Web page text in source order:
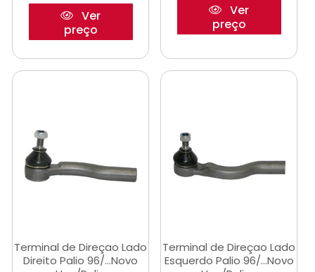
Ver
preço
Ver
preço
Terminal de Direçao Lado
Direito Palio 96/...Novo
Terminal de Direçao Lado
Esquerdo Palio 96/...Novo